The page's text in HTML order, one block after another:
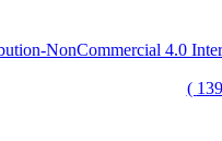
NonCommercial 4.0